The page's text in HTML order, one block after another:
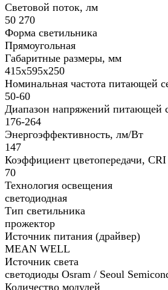
Световой поток, лм
50 270
Форма светильника
Прямоугольная
Габаритные размеры, мм
415х595х250
Номинальная частота питающей
50-60
Диапазон напряжений питающей
176-264
Энергоэффективность, лм/Вт
147
Коэффициент цветопередачи, CRI
70
Технология освещения
светодиодная
Тип светильника
прожектор
Источник питания (драйвер)
MEAN WELL
Источник света
светодиоды Osram / Seoul
Количество модулей